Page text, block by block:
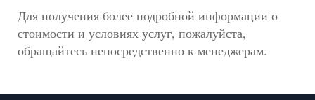
Для получения более подробной информации о
стоимости и условиях услуг, пожалуйста,
обращайтесь непосредственно к менеджерам.